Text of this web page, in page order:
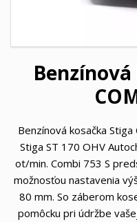
Benzínová
Benzínová kosačka
Stiga ST 170 OHV
ot/min. Combi 753 S
možnosťou nastavenia
80 mm. So záberom
pomôcku pri údržbe